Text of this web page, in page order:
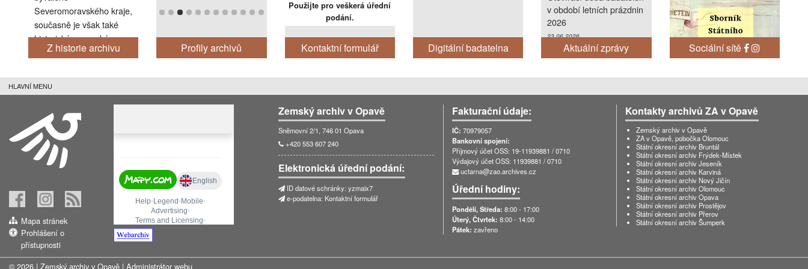
Projekt stará KARVINNÁ
Severomoravského kraje,
současně je však také
historickým zemským
archivem pro bývalé
skutečnost se významně
odráží jak ve skladbě
dokumentů v archivu
uložených, tak i ve vlastní
organizaci instituce,
tvořené centrálou v
Opavě a pobočkou v
Olomouci. Od roku 2002
jsou organizačními články
archivu také všechny
státní okresní archivy na
teritoriu
Moravskoslezského a
Olomouckého kraje.
Z historie archivu
ZA v Opavě
pobočka Olomouc
Profily archivů
Otevřít formulář
Použijte pro veškerá úřední
podání.
Kontaktní formulář Digitální badatelna
v období letních prázdnin
2026
23.06.2026
OŠANEC Jiří: Studená
09.06.2026
MEZINÁRODNÍ DEN
29.05.2026
DIGITÁLNÍ BADATELNA:
nová funkce HLEDÁNÍ
Elektronická verze
Archiválie v cizích
Aktuální zprávy Sociální sítě
HLAVNÍ MENU
Mapa stránek
Prohlášení o
přístupnosti
Zemský archiv v Opavě
Sněmovní 2/1, 746 01 Opava
+420 553 607 240
Elektronická úřední podání:
ID datové schránky: yzmaix7
e-podatelna: Kontaktní formulář
Fakturační údaje:
IČ: 70979057
Bankovní spojení:
Příjmový účet OSS: 19-11939881 / 0710
Výdajový účet OSS: 11939881 / 0710
uctarna@zao.archives.cz
Úřední hodiny:
Pondělí, Středa: 8:00 - 17:00
Úterý, Čtvrtek: 8:00 - 14:00
Pátek: zavřeno
Kontakty archivů ZA v Opavě
Zemský archiv v Opavě
ZA v Opavě, pobočka Olomouc
Státní okresní archiv Bruntál
Státní okresní archiv Frýdek-Místek
Státní okresní archiv Jeseník
Státní okresní archiv Karviná
Státní okresní archiv Nový Jičín
Státní okresní archiv Olomouc
Státní okresní archiv Opava
Státní okresní archiv Prostějov
Státní okresní archiv Přerov
Státní okresní archiv Šumperk
© 2026 | Zemský archiv v Opavě |Administrátor webu